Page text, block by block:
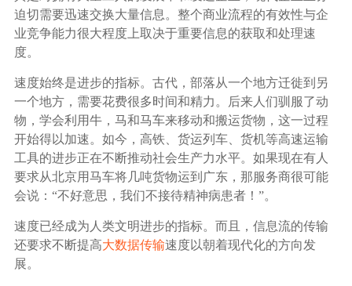
广告媒体
基因行业
汽车行业
IT互联网行业
迫切需要迅速交换大量信息。整个商业流程的有效性与企
业竞争能力很大程度上取决于重要信息的获取和处理速
度。
速度始终是进步的指标。古代，部落从一个地方迁徙到另
一个地方，需要花费很多时间和精力。后来人们驯服了动
物，学会利用牛，马和马车来移动和搬运货物，这一过程
开始得以加速。如今，高铁、货运列车、货机等高速运输
工具的进步正在不断推动社会生产力水平。如果现在有人
要求从北京用马车将几吨货物运到广东，那服务商很可能
会说：“不好意思，我们不接待精神病患者！”。
速度已经成为人类文明进步的指标。而且，信息流的传输
还要求不断提高大数据传输速度以朝着现代化的方向发
展。